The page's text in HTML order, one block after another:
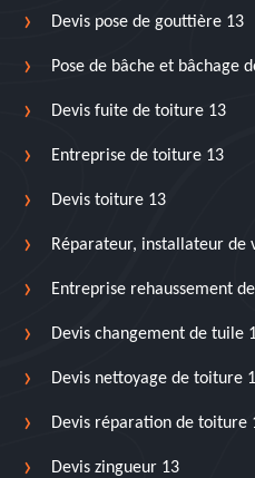
Devis pose de gouttière 13
Pose de bâche et bâchage
Devis fuite de toiture 13
Entreprise de toiture 13
Devis toiture 13
Réparateur, installateur de
Entreprise rehaussement
Devis changement de tuile
Devis nettoyage de toiture
Devis réparation de toiture
Devis zingueur 13